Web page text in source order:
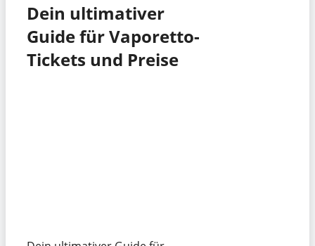
Dein ultimativer
Guide für Vaporetto-
Tickets und Preise